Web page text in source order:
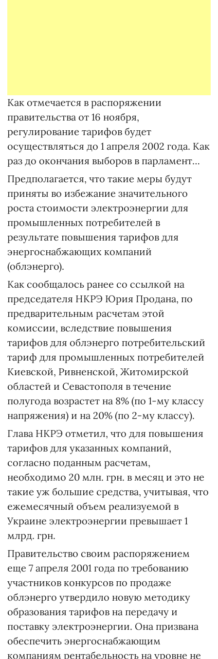
Как отмечается в распоряжении
правительства от 16 ноября,
регулирование тарифов будет
осуществляться до 1 апреля 2002 года. Как
раз до окончания выборов в парламент…
Предполагается, что такие меры будут
приняты во избежание значительного
роста стоимости электроэнергии для
промышленных потребителей в
результате повышения тарифов для
энергоснабжающих компаний
(облэнерго).
Как сообщалось ранее со ссылкой на
председателя НКРЭ Юрия Продана, по
предварительным расчетам этой
комиссии, вследствие повышения
тарифов для облэнерго потребительский
тариф для промышленных потребителей
Киевской, Ривненской, Житомирской
областей и Севастополя в течение
полугода возрастет на 8% (по 1-му классу
напряжения) и на 20% (по 2-му классу).
Глава НКРЭ отметил, что для повышения
тарифов для указанных компаний,
согласно поданным расчетам,
необходимо 20 млн. грн. в месяц и это не
такие уж большие средства, учитывая, что
ежемесячный объем реализуемой в
Украине электроэнергии превышает 1
млрд. грн.
Правительство своим распоряжением
еще 7 апреля 2001 года по требованию
участников конкурсов по продаже
облэнерго утвердило новую методику
образования тарифов на передачу и
поставку электроэнергии. Она призвана
обеспечить энергоснабжающим
компаниям рентабельность на уровне не